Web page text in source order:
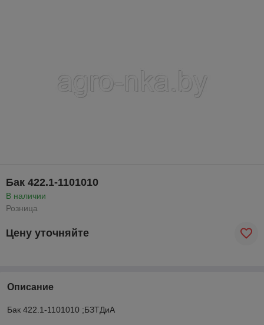
Бак 422.1-1101010
В наличии
Розница
Цену уточняйте
Описание
Бак 422.1-1101010 ;БЗТДиА